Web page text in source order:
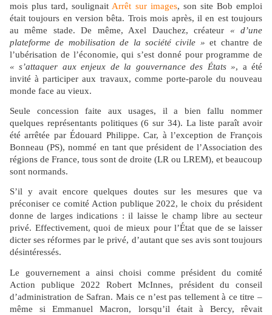
mois plus tard, soulignait Arrêt sur images, son site Bob emploi
était toujours en version bêta. Trois mois après, il en est toujours
au même stade. De même, Axel Dauchez, créateur « d’une
plateforme de mobilisation de la société civile » et chantre de
l’ubérisation de l’économie, qui s’est donné pour programme de
« s’attaquer aux enjeux de la gouvernance des États », a été
invité à participer aux travaux, comme porte-parole du nouveau
monde face au vieux.
Seule concession faite aux usages, il a bien fallu nommer
quelques représentants politiques (6 sur 34). La liste paraît avoir
été arrêtée par Édouard Philippe. Car, à l’exception de François
Bonneau (PS), nommé en tant que président de l’Association des
régions de France, tous sont de droite (LR ou LREM), et beaucoup
sont normands.
S’il y avait encore quelques doutes sur les mesures que va
préconiser ce comité Action publique 2022, le choix du président
donne de larges indications : il laisse le champ libre au secteur
privé. Effectivement, quoi de mieux pour l’État que de se laisser
dicter ses réformes par le privé, d’autant que ses avis sont toujours
désintéressés.
Le gouvernement a ainsi choisi comme président du comité
Action publique 2022 Robert McInnes, président du conseil
d’administration de Safran. Mais ce n’est pas tellement à ce titre –
même si Emmanuel Macron, lorsqu’il était à Bercy, rêvait